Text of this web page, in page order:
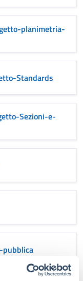
planimetria-
Standards
Sezioni-e-
pubblica